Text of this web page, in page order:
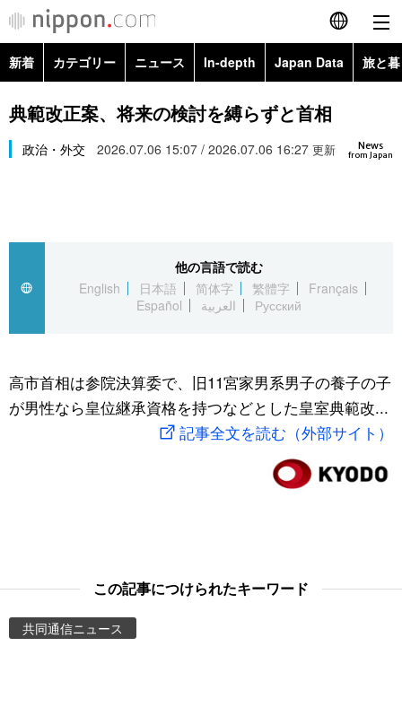
English
简体字
繁體字
العربية
社会
スポーツ・東京2020
旅と暮らし
Images
新着 カテゴリー ニュース In-depth Japan Data 旅と
政治・外交
経済・ビジネス
社会
文化
科学・技術
暮らし
Topics
Images
お知らせ
典範改正案、将来の検討を縛らずと首相
News
from Japan
政治・外交 2026.07.06 15:07 / 2026.07.06 16:27 更新
他の言語で読む
English
日本語 简体字 繁體字
Français
Español
العربية Русский
高市首相は参院決算委で、旧11宮家男系男子の養子の子
が男性なら皇位継承資格を持つなどとした皇室典範改...
記事全文を読む（外部サイト）
この記事につけられたキーワード
共同通信ニュース